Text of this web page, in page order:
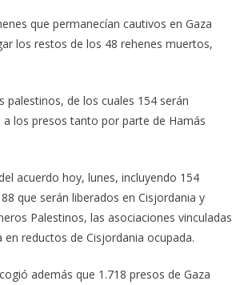
que permanecían cautivos en Gaza
los restos de los 48 rehenes muertos,
palestinos, de los cuales 154 serán
los presos tanto por parte de Hamás
acuerdo hoy, lunes, incluyendo 154
que serán liberados en Cisjordania y
Palestinos, las asociaciones vinculadas
reductos de Cisjordania ocupada.
además que 1.718 presos de Gaza